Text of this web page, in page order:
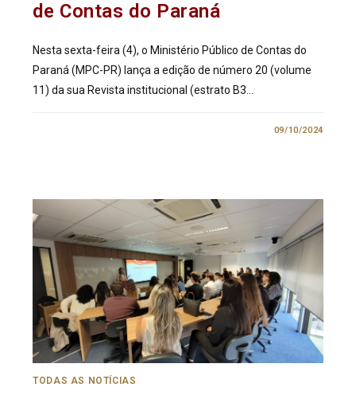
de Contas do Paraná
Nesta sexta-feira (4), o Ministério Público de Contas do
Paraná (MPC-PR) lança a edição de número 20 (volume
11) da sua Revista institucional (estrato B3…
09/10/2024
TODAS AS NOTÍCIAS